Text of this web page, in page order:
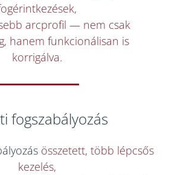
arcprofil — nem csak
hanem funkcionálisan is
korrigálva.
fogszabályozás
összetett, több lépcsős
kezelés,